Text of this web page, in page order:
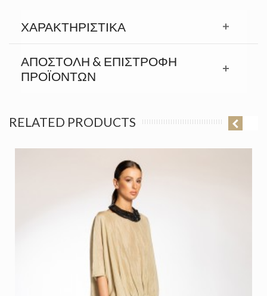
ΧΑΡΑΚΤΗΡΙΣΤΙΚΆ
ΑΠΟΣΤΟΛΉ & ΕΠΙΣΤΡΟΦΉ
ΠΡΟΪΟΝΤΩΝ
RELATED PRODUCTS